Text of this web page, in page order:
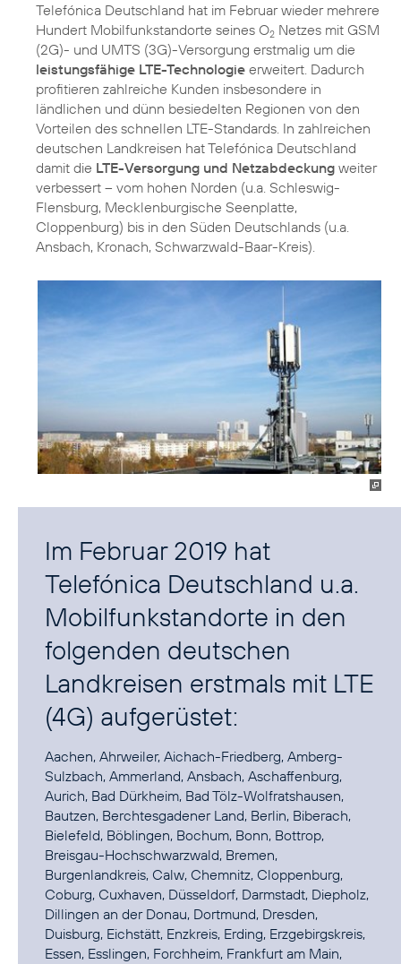
Telefónica Deutschland hat im Februar wieder mehrere
Hundert Mobilfunkstandorte seines O2 Netzes mit GSM
(2G)- und UMTS (3G)-Versorgung erstmalig um die
leistungsfähige LTE-Technologie erweitert. Dadurch
profitieren zahlreiche Kunden insbesondere in
ländlichen und dünn besiedelten Regionen von den
Vorteilen des schnellen LTE-Standards. In zahlreichen
deutschen Landkreisen hat Telefónica Deutschland
damit die LTE-Versorgung und Netzabdeckung weiter
verbessert – vom hohen Norden (u.a. Schleswig-
Flensburg, Mecklenburgische Seenplatte,
Cloppenburg) bis in den Süden Deutschlands (u.a.
Ansbach, Kronach, Schwarzwald-Baar-Kreis).
Im Februar 2019 hat
Telefónica Deutschland u.a.
Mobilfunkstandorte in den
folgenden deutschen
Landkreisen erstmals mit LTE
(4G) aufgerüstet:
Aachen, Ahrweiler, Aichach-Friedberg, Amberg-
Sulzbach, Ammerland, Ansbach, Aschaffenburg,
Aurich, Bad Dürkheim, Bad Tölz-Wolfratshausen,
Bautzen, Berchtesgadener Land, Berlin, Biberach,
Bielefeld, Böblingen, Bochum, Bonn, Bottrop,
Breisgau-Hochschwarzwald, Bremen,
Burgenlandkreis, Calw, Chemnitz, Cloppenburg,
Coburg, Cuxhaven, Düsseldorf, Darmstadt, Diepholz,
Dillingen an der Donau, Dortmund, Dresden,
Duisburg, Eichstätt, Enzkreis, Erding, Erzgebirgskreis,
Essen, Esslingen, Forchheim, Frankfurt am Main,